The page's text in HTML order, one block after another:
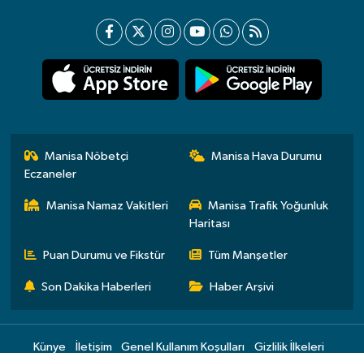
Manisa Nöbetçi
Eczaneler
Manisa Hava Durumu
Manisa Namaz Vakitleri
Manisa Trafik Yoğunluk
Haritası
Puan Durumu ve Fikstür Tüm Manşetler
Son Dakika Haberleri Haber Arşivi
Künye İletişim Genel Kullanım Koşulları Gizlilik İlkeleri